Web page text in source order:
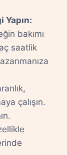
bakımı
saatlik
çalışın.